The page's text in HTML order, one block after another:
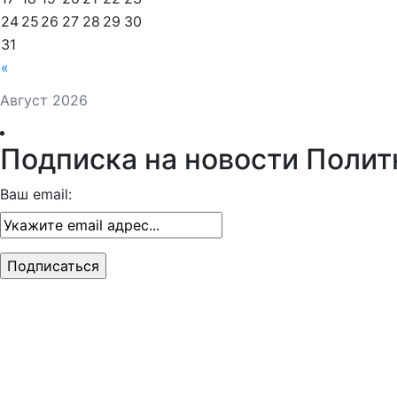
Август 2026
«
24 25 26 27 28 29 30
31
Подписка на новости
Ваш email: